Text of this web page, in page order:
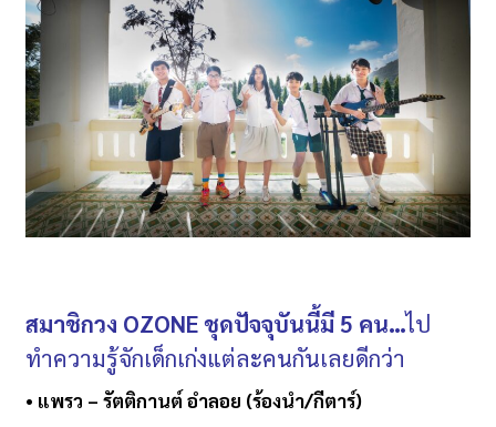
สมาชิกวง OZONE ชุดปัจจุบันนี้มี 5 คน…ไป
ทำความรู้จักเด็กเก่งแต่ละคนกันเลยดีกว่า
• แพรว – รัตติกานต์ อำลอย (ร้องนำ/กีตาร์)